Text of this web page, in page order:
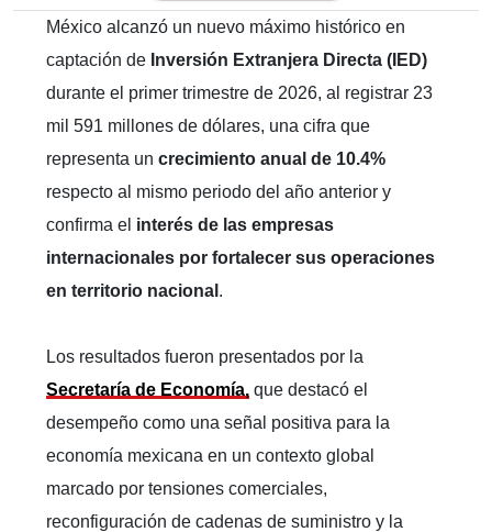
México alcanzó un nuevo máximo histórico en
captación de Inversión Extranjera Directa (IED)
durante el primer trimestre de 2026, al registrar 23
mil 591 millones de dólares, una cifra que
representa un crecimiento anual de 10.4%
respecto al mismo periodo del año anterior y
confirma el interés de las empresas
internacionales por fortalecer sus operaciones
en territorio nacional .
Los resultados fueron presentados por la
Secretaría de Economía, que destacó el
desempeño como una señal positiva para la
economía mexicana en un contexto global
marcado por tensiones comerciales,
reconfiguración de cadenas de suministro y la